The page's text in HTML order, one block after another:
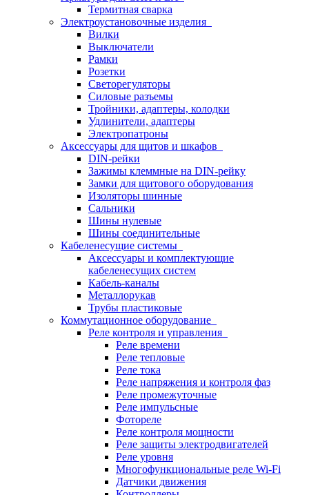
Термитная сварка
Электроустановочные изделия
Вилки
Выключатели
Рамки
Розетки
Светорегуляторы
Силовые разъемы
Тройники, адаптеры, колодки
Удлинители, адаптеры
Электропатроны
Аксессуары для щитов и шкафов
DIN-рейки
Зажимы клеммные на DIN-рейку
Замки для щитового оборудования
Изоляторы шинные
Сальники
Шины нулевые
Шины соединительные
Кабеленесущие системы
Аксессуары и комплектующие
кабеленесущих систем
Кабель-каналы
Металлорукав
Трубы пластиковые
Коммутационное оборудование
Реле контроля и управления
Реле времени
Реле тепловые
Реле тока
Реле напряжения и контроля фаз
Реле промежуточные
Реле импульсные
Фотореле
Реле контроля мощности
Реле защиты электродвигателей
Реле уровня
Многофункциональные реле Wi-Fi
Датчики движения